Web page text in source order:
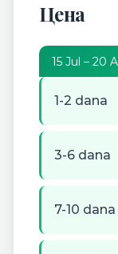
Цена
15 Jul – 20
1-2 dana
3-6 dana
7-10 dana